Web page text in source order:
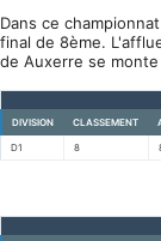
Dans ce
final de 8ème.
de Auxerre se
DIVISION CLASSEMENT
D1 8